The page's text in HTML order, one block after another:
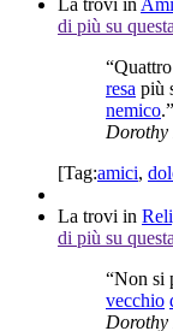
di più su
resa più
nemico.”
[Tag:amici,
La trovi in
di più su
“Non si
vecchio